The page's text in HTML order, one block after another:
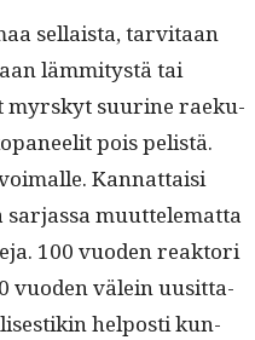
sel­l­aista, tarvi­taan
läm­mi­tys­tä tai
myrskyt suurine raeku­
pois pelistä.
Kan­nat­taisi
muut­telemat­ta
100 vuo­den reak­tori
vuo­den välein uusit­ta­
hel­posti kun­